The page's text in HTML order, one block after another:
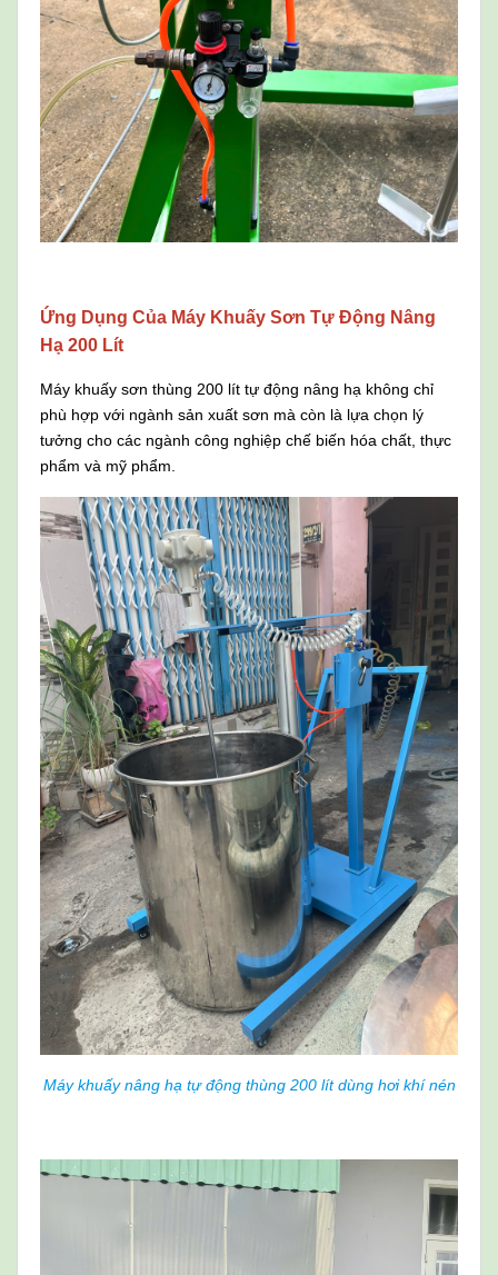
Ứng Dụng Của Máy Khuấy Sơn Tự Động Nâng
Hạ 200 Lít
Máy khuấy sơn thùng 200 lít tự động nâng hạ không chỉ
phù hợp với ngành sản xuất sơn mà còn là lựa chọn lý
tưởng cho các ngành công nghiệp chế biến hóa chất, thực
phẩm và mỹ phẩm.
Máy khuấy nâng hạ tự động thùng 200 lít dùng hơi khí nén